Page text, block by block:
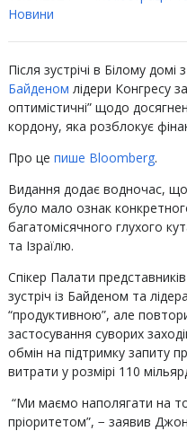
Новини
Після зустрічі в Білому домі з
Байденом лідери Конгресу
оптимістичні” щодо
кордону, яка розблокує
Про це пише Bloomberg.
Видання додає водночас,
було мало ознак
багатомісячного глухого
та Ізраїлю.
Спікер Палати
зустріч із Байденом та
“продуктивною”, але
застосування суворих
обмін на підтримку запиту
витрати у розмірі 110
“Ми маємо наполягати на
пріоритетом”, − заявив